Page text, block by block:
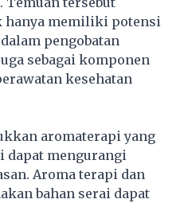
hanya memiliki potensi
pengobatan
sebagai komponen
kesehatan
aromaterapi yang
dapat mengurangi
Aroma terapi dan
bahan serai dapat